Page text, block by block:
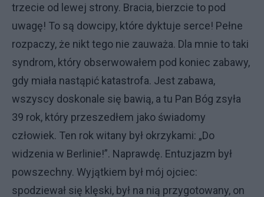
trzecie od lewej strony. Bracia, bierzcie to pod
uwagę! To są dowcipy, które dyktuje serce! Pełne
rozpaczy, że nikt tego nie zauważa. Dla mnie to taki
syndrom, który obserwowałem pod koniec zabawy,
gdy miała nastąpić katastrofa. Jest zabawa,
wszyscy doskonale się bawią, a tu Pan Bóg zsyła
39 rok, który przeszedłem jako świadomy
człowiek. Ten rok witany był okrzykami: „Do
widzenia w Berlinie!”. Naprawdę. Entuzjazm był
powszechny. Wyjątkiem był mój ojciec:
spodziewał się klęski, był na nią przygotowany, on